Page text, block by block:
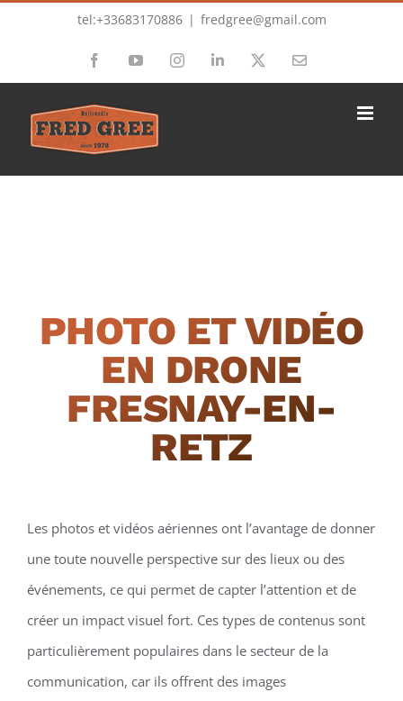
tel:+33683170886 | fredgree@gmail.com
FacebookYouTubeInstagramLinkedIn Email
PHOTO ET VIDÉO
EN DRONE
FRESNAY-EN-
RETZ
Les photos et vidéos aériennes ont l’avantage de donner
une toute nouvelle perspective sur des lieux ou des
événements, ce qui permet de capter l’attention et de
créer un impact visuel fort. Ces types de contenus sont
particulièrement populaires dans le secteur de la
communication, car ils offrent des images